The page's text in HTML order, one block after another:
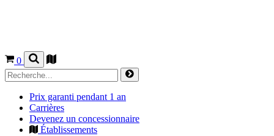
0
Prix garanti pendant 1 an
Carrières
Devenez un concessionnaire
Établissements